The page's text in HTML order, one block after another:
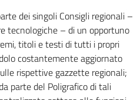
dei singoli Consigli regionali –
tecnologiche – di un opportuno
titoli e testi di tutti i propri
costantemente aggiornato
rispettive gazzette regionali;
parte del Poligrafico di tali